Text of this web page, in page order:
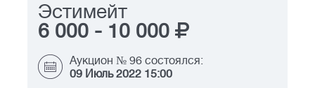
Эстимейт
6 000 - 10 000
Аукцион № 96 состоялся:
09 Июль 2022 15:00